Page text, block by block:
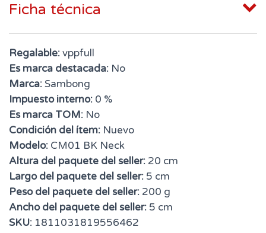
Ficha técnica
Regalable:vppfull
Es marca destacada: No
Marca:Sambong
Impuesto interno: 0 %
Es marca TOM: No
Condición del ítem: Nuevo
Modelo: CM01 BK Neck
Altura del paquete del seller: 20 cm
Largo del paquete del seller: 5 cm
Peso del paquete del seller: 200 g
Ancho del paquete del seller: 5 cm
SKU: 1811031819556462